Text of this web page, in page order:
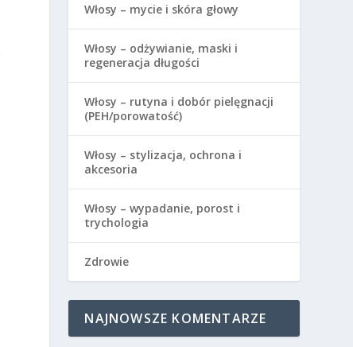
Włosy – mycie i skóra głowy
Włosy – odżywianie, maski i
regeneracja długości
Włosy – rutyna i dobór pielęgnacji
(PEH/porowatość)
Włosy – stylizacja, ochrona i
akcesoria
Włosy – wypadanie, porost i
trychologia
Zdrowie
NAJNOWSZE KOMENTARZE